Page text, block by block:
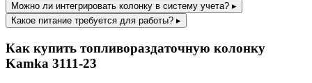
Можно ли интегрировать колонку в систему учета? ▸
Какое питание требуется для работы? ▸
Как купить топливораздаточную колонку
Kamka 3111-23